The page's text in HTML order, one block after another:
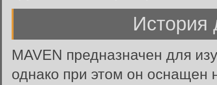
История
MAVEN предназначен для
однако при этом он оснащен